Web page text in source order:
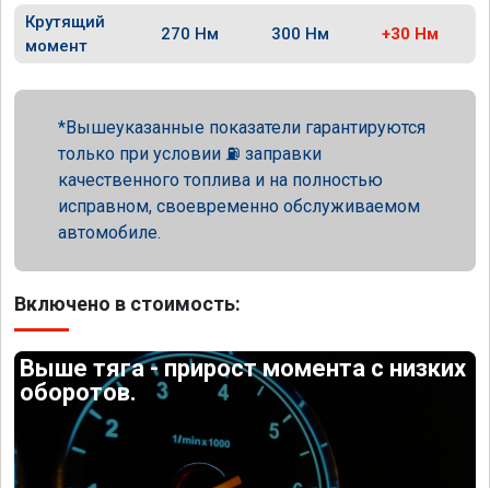
Крутящий
момент
270 Нм 300 Нм +30 Нм
Вышеуказанные показатели гарантируются
только при условии ⛽ заправки
качественного топлива и на полностью
исправном, своевременно обслуживаемом
автомобиле.
Включено в стоимость:
Выше тяга - прирост момента с низких
оборотов.